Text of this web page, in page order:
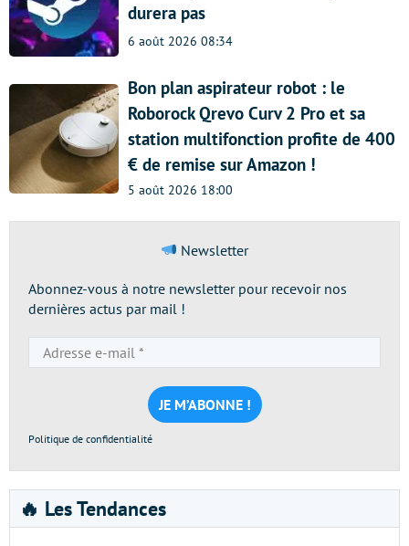
durera pas
6 août 2026 08:34
Bon plan aspirateur robot : le
Roborock Qrevo Curv 2 Pro et sa
station multifonction profite de 400
€ de remise sur Amazon !
5 août 2026 18:00
Newsletter
Abonnez-vous à notre newsletter pour recevoir nos
dernières actus par mail !
e-
mail
*
Politique de confidentialité
🔥 Les Tendances